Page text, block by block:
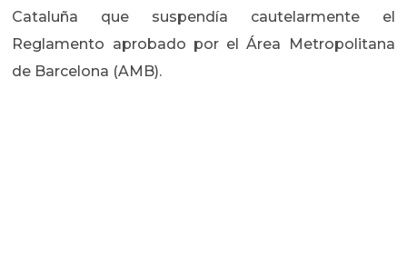
Cataluña que suspendía cautelarmente el
Reglamento aprobado por el Área Metropolitana
de Barcelona (AMB).